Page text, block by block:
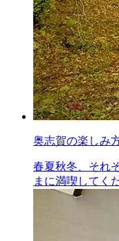
奥志賀の楽しみ
春夏秋冬、それ
まに満喫してく